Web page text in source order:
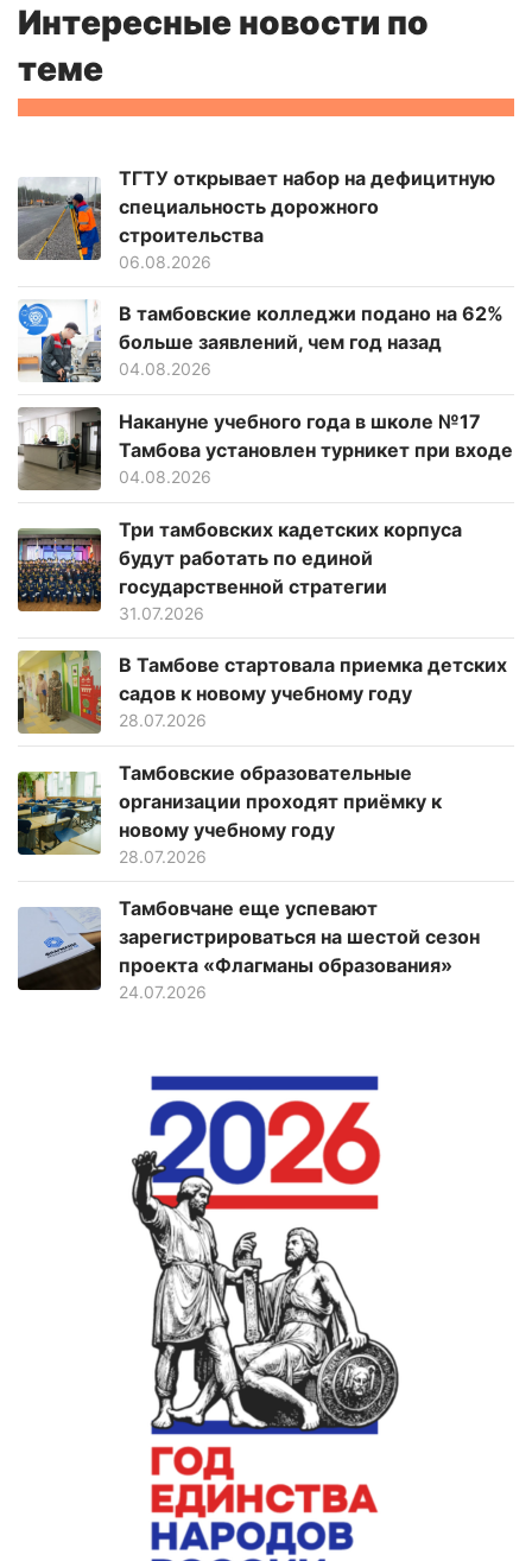
Интересные новости по
теме
ТГТУ открывает набор на дефицитную
специальность дорожного
строительства
06.08.2026
В тамбовские колледжи подано на 62%
больше заявлений, чем год назад
04.08.2026
Накануне учебного года в школе №17
Тамбова установлен турникет при входе
04.08.2026
Три тамбовских кадетских корпуса
будут работать по единой
государственной стратегии
31.07.2026
В Тамбове стартовала приемка детских
садов к новому учебному году
28.07.2026
Тамбовские образовательные
организации проходят приёмку к
новому учебному году
28.07.2026
Тамбовчане еще успевают
зарегистрироваться на шестой сезон
проекта «Флагманы образования»
24.07.2026